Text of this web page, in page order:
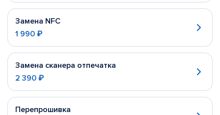
Замена NFC
1 990 ₽
Замена сканера отпечатка
2 390 ₽
Перепрошивка